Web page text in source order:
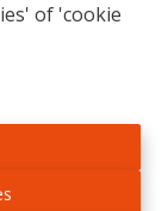
of 'cookie